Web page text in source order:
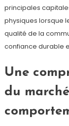
principales
physiques lorsque
qualité de la
confiance durable
Une
du